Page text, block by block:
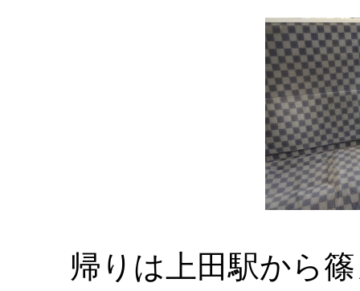
帰りは上田駅から